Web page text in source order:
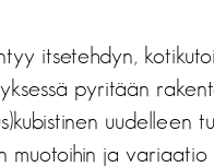
itsetehdyn,
pyritään
muotoihin ja